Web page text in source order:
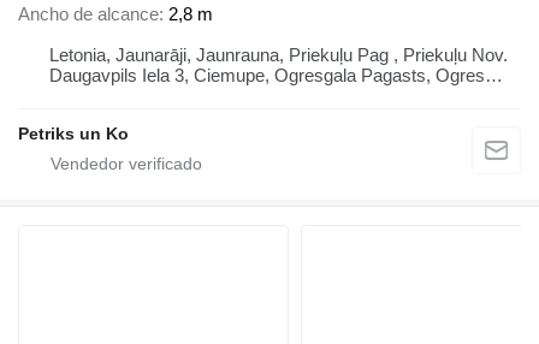
Ancho de alcance 2,8 m
Letonia, Jaunarāji, Jaunrauna, Priekuļu Pag , Priekuļu Nov.
Daugavpils Iela 3, Ciemupe, Ogresgala Pagasts, Ogres
Petriks un Ko